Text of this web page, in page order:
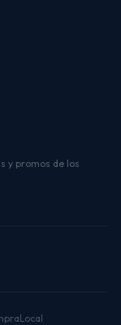
y promos de los